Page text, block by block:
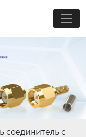
соединитель с